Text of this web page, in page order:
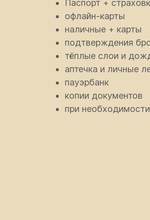
Паспорт +
офлайн-карты
наличные + карты
подтверждения
тёплые слои и
аптечка и личные
пауэрбанк
копии документов
при